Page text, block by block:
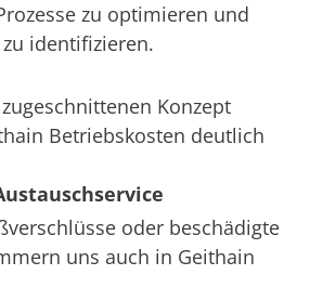
zu optimieren und
identifizieren.
Konzept
Betriebskosten deutlich
oder beschädigte
uns auch in Geithain